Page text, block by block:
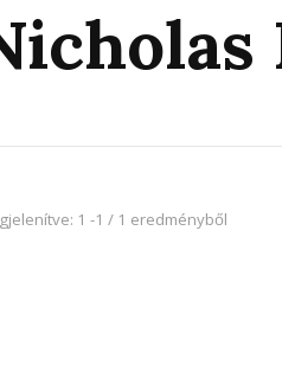
1 -1 / 1 eredményből